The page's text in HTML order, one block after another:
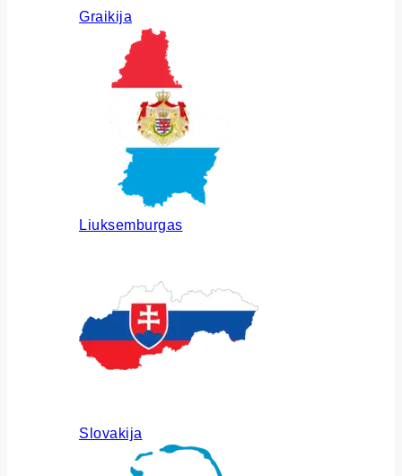
Graikija
Liuksemburgas
Slovakija